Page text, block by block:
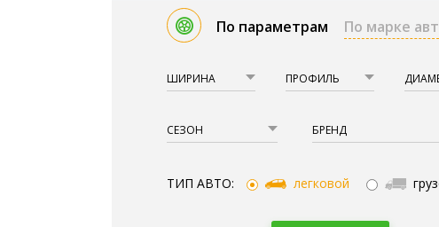
По параметрам По марке
ШИРИНА ПРОФИЛЬ
СЕЗОН БРЕНД
ТИП АВТО: легковой